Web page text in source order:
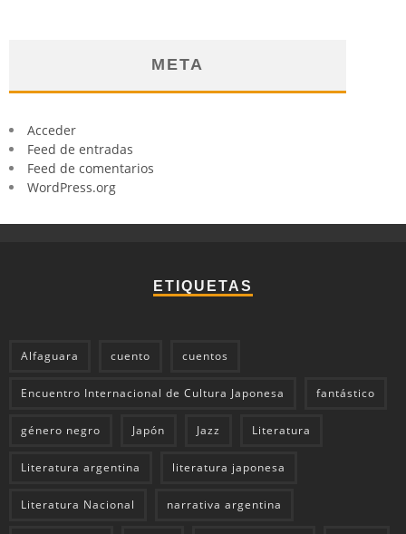
META
Acceder
Feed de entradas
Feed de comentarios
WordPress.org
ETIQUETAS
Alfaguara cuento cuentos
Encuentro Internacional de Cultura Japonesa fantástico
género negro Japón Jazz Literatura
Literatura argentina literatura japonesa
Literatura Nacional narrativa argentina